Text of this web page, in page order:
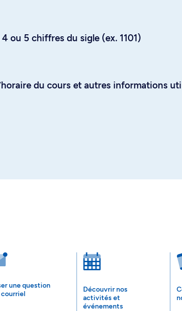
ou 5 chiffres du sigle (ex. 1101)
du cours et autres informations
une question
courriel
Découvrir nos
activités et
événements